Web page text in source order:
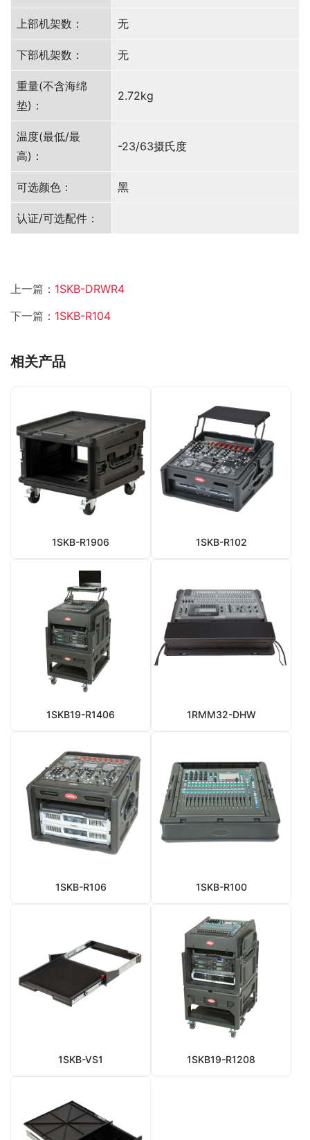
上部机架数： 无
下部机架数： 无
重量(不含海绵
垫)：
2.72kg
温度(最低/最
高)：
-23/63摄氏度
可选颜色： 黑
认证/可选配件：
上一篇： 1SKB-DRWR4
下一篇： 1SKB-R104
相关产品
1SKB-R1906 1SKB-R102
1SKB19-R1406 1RMM32-DHW
1SKB-R106 1SKB-R100
1SKB-VS1 1SKB19-R1208